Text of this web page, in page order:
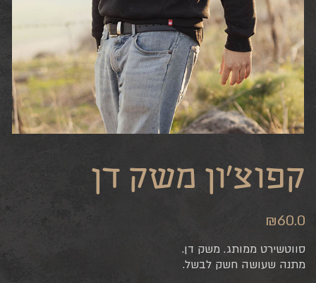
קפוצ’ון משק דן
₪60.0
סווטשירט ממותג. משק דן.
מתנה שעושה חשק לבשל.